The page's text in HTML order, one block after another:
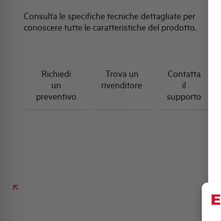
Consulta le specifiche tecniche dettagliate per
conoscere tutte le caratteristiche del prodotto.
Richiedi
un
preventivo
Trova un
rivenditore
Contatta
il
supporto